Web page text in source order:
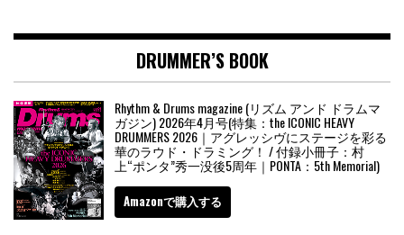
DRUMMER’S BOOK
Rhythm & Drums magazine (リズム アンド ドラムマ
ガジン) 2026年4月号(特集：the ICONIC HEAVY
DRUMMERS 2026｜アグレッシヴにステージを彩る
華のラウド・ドラミング！ / 付録小冊子：村
上“ポンタ”秀一没後5周年｜PONTA：5th Memorial)
Amazonで購入する